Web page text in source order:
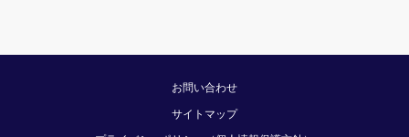
お問い合わせ
サイトマップ